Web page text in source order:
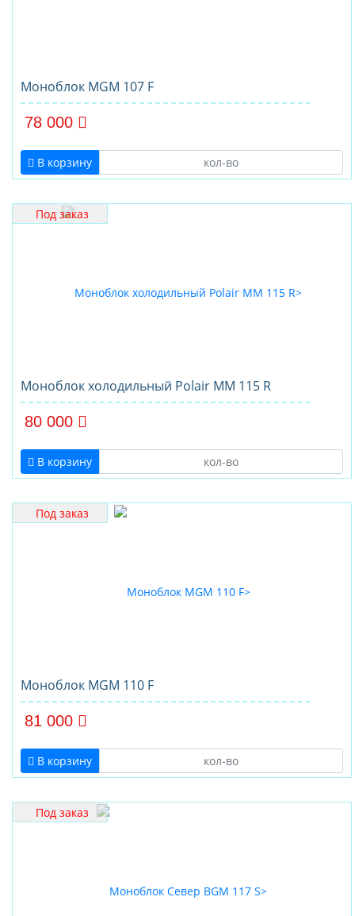
Моноблок MGM 107 F
78 000
В корзину
Под заказ
Моноблок холодильный Polair ММ 115 R
80 000
В корзину
Под заказ
Моноблок MGM 110 F
81 000
В корзину
Под заказ